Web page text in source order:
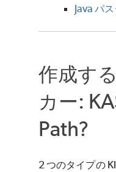
Java パ
作成す
カー:
Path?
2 つのタイプの